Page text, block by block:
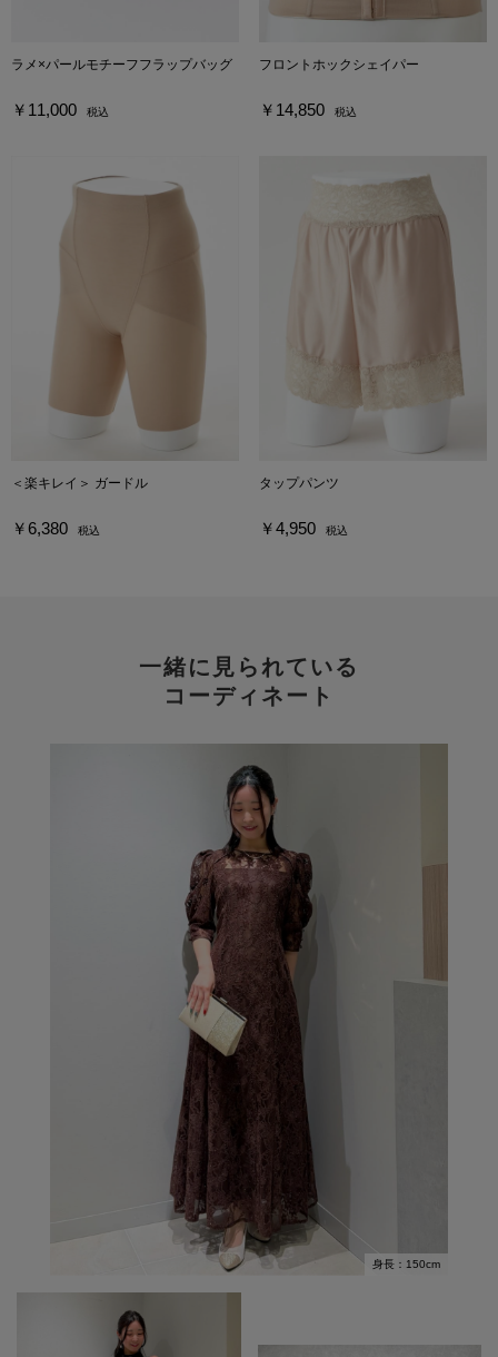
ラメ×パールモチーフフラップバッグ
￥11,000 税込
フロントホックシェイパー
￥14,850 税込
＜楽キレイ＞ ガードル
￥6,380 税込
タップパンツ
￥4,950 税込
一緒に見られている
コーディネート
身長：150cm